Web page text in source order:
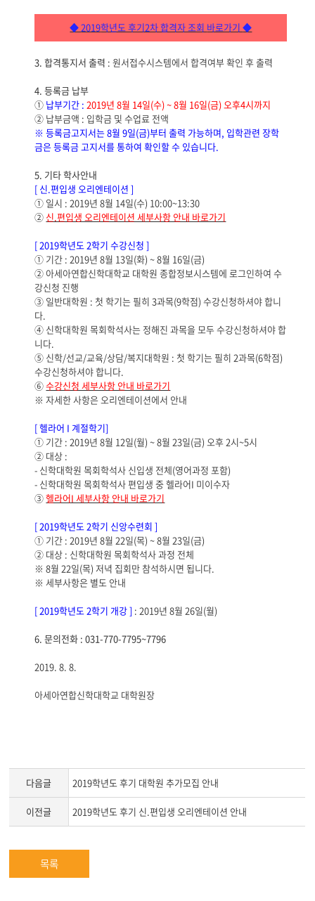
◆2019학년도 후기2차 합격자 조회 바로가기◆
3.합격통지서 출력 :원서접수시스템에서 합격여부 확인 후 출력
4.등록금 납부
① 납부기간 :2019년8월 14일(수) ~ 8월 16일(금) 오후4시까지
② 납부금액 : 입학금 및 수업료 전액
※ 등록금고지서는 8월 9일(금)부터 출력 가능하며, 입학관련 장학
금은 등록금 고지서를 통하여 확인할 수 있습니다.
5. 기타 학사안내
[ 신.편입생 오리엔테이션]
① 일시 : 2019년8월 14일(수) 10:00~13:30
② 신.편입생 오리엔테이션 세부사항 안내 바로가기
[ 2019학년도2학기 수강신청]
① 기간 :2019년8월 13일(화) ~ 8월 16일(금)
② 아세아연합신학대학교 대학원 종합정보시스템에 로그인하여 수
강신청 진행
③ 일반대학원 : 첫 학기는 필히3과목(9학점)수강신청하셔야 합니
다.
④ 신학대학원 목회학석사는 정해진 과목을 모두 수강신청하셔야 합
니다.
⑤ 신학/선교/교육/상담/복지대학원 : 첫 학기는 필히2과목(6학점)
수강신청하셔야 합니다.
⑥수강신청 세부사항 안내 바로가기
※자세한 사항은 오리엔테이션에서 안내
[ 헬라어 I 계절학기]
① 기간 :2019년8월 12일(월) ~ 8월 23일(금) 오후 2시~5시
② 대상 :
- 신학대학원 목회학석사 신입생 전체(영어과정 포함)
- 신학대학원 목회학석사 편입생 중 헬라어I 미이수자
③헬라어I 세부사항 안내 바로가기
[ 2019학년도2학기 신앙수련회]
① 기간 :2019년8월 22일(목) ~ 8월 23일(금)
② 대상 : 신학대학원 목회학석사 과정 전체
※ 8월 22일(목) 저녁 집회만 참석하시면 됩니다.
※ 세부사항은 별도 안내
[ 2019학년도2학기 개강] : 2019년8월26일(월)
6.문의전화 : 031-770-7795~7796
2019. 8. 8.
아세아연합신학대학교 대학원장
다음글 2019학년도 후기 대학원 추가모집 안내
이전글 2019학년도 후기 신.편입생 오리엔테이션 안내
목록